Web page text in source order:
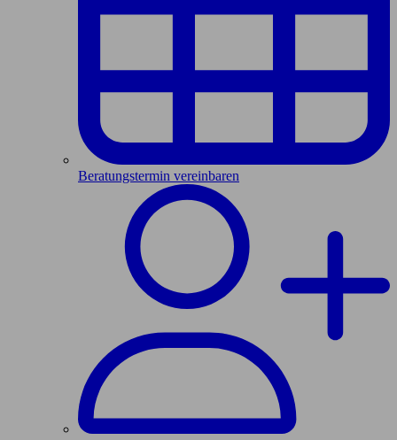
Beratungstermin vereinbaren